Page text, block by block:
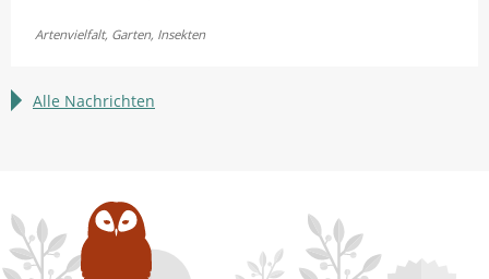
Bayerns
erleben
Artenvielfalt, Garten, Insekten
Alle Nachrichten